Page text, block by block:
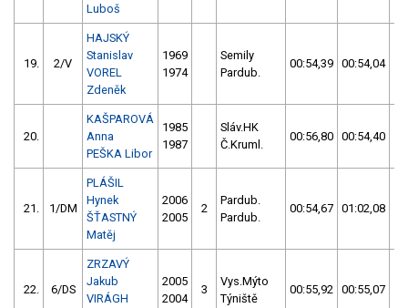
Luboš
19. 2/V
HAJSKÝ
Stanislav
VOREL
Zdeněk
1969
1974
Semily
Pardub.
00:54,39 00:54,04
20.
KAŠPAROVÁ
Anna
PEŠKA Libor
1985
1987
Sláv.HK
Č.Kruml.
00:56,80 00:54,40
21. 1/DM
PLÁŠIL
Hynek
ŠŤASTNÝ
Matěj
2006
2005
2
Pardub.
Pardub.
00:54,67 01:02,08
22. 6/DS
ZRZAVÝ
Jakub
VIRÁGH
2005
2004
3
Vys.Mýto
Týniště
00:55,92 00:55,07